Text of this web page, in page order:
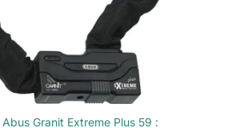
Granit Extreme Plus 59 :